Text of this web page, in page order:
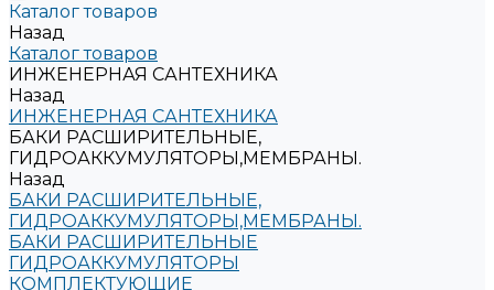
Каталог товаров
Назад
Каталог товаров
ИНЖЕНЕРНАЯ САНТЕХНИКА
Назад
ИНЖЕНЕРНАЯ САНТЕХНИКА
БАКИ РАСШИРИТЕЛЬНЫЕ,
ГИДРОАККУМУЛЯТОРЫ,МЕМБРАНЫ.
Назад
БАКИ РАСШИРИТЕЛЬНЫЕ,
ГИДРОАККУМУЛЯТОРЫ,МЕМБРАНЫ.
БАКИ РАСШИРИТЕЛЬНЫЕ
ГИДРОАККУМУЛЯТОРЫ
КОМПЛЕКТУЮЩИЕ